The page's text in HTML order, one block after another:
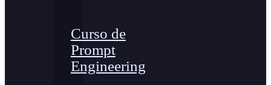
Curso de
Prompt
Engineering